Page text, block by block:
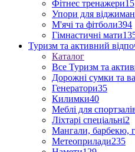
Фітнес тренажери15
Упори для
М'ячі та фітболи394
Гімнастичні мати
Туризм та активний
Каталог
Все Туризм та
Дорожні сумки та
Генератори35
Килимки40
Меблі для
Ліхтарі спеціальні2
Мангали, барбекю,
Метеоприлади235